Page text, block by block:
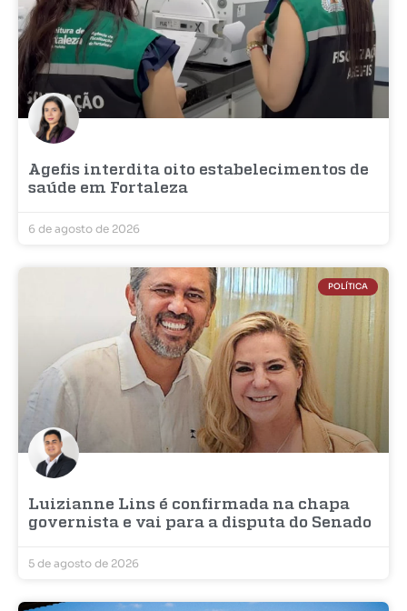
Agefis interdita oito estabelecimentos de
saúde em Fortaleza
6 de agosto de 2026
POLÍTICA
Luizianne Lins é confirmada na chapa
governista e vai para a disputa do Senado
5 de agosto de 2026